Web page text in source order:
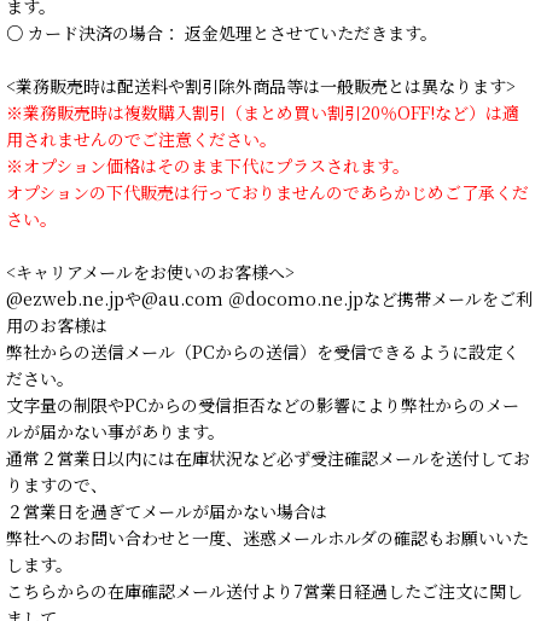
ます。
○ カード決済の場合： 返金処理とさせていただきます。
<業務販売時は配送料や割引除外商品等は一般販売とは異なります>
※業務販売時は複数購入割引（まとめ買い割引20％OFF!など）は適
用されませんのでご注意ください。
※オプション価格はそのまま下代にプラスされます。
オプションの下代販売は行っておりませんのであらかじめご了承くだ
さい。
<キャリアメールをお使いのお客様へ>
@ezweb.ne.jpや@au.com ＠docomo.ne.jpなど携帯メールをご利
用のお客様は
弊社からの送信メール（PCからの送信）を受信できるように設定く
ださい。
文字量の制限やPCからの受信拒否などの影響により弊社からのメー
ルが届かない事があります。
通常２営業日以内には在庫状況など必ず受注確認メールを送付してお
りますので、
２営業日を過ぎてメールが届かない場合は
弊社へのお問い合わせと一度、迷惑メールホルダの確認もお願いいた
します。
こちらからの在庫確認メール送付より7営業日経過したご注文に関し